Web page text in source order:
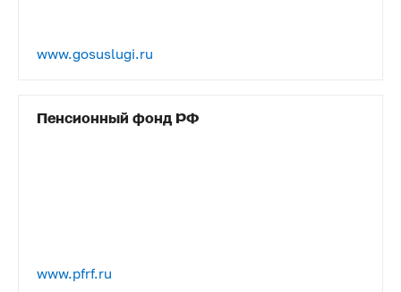
www.gosuslugi.ru
Пенсионный фонд РФ
www.pfrf.ru